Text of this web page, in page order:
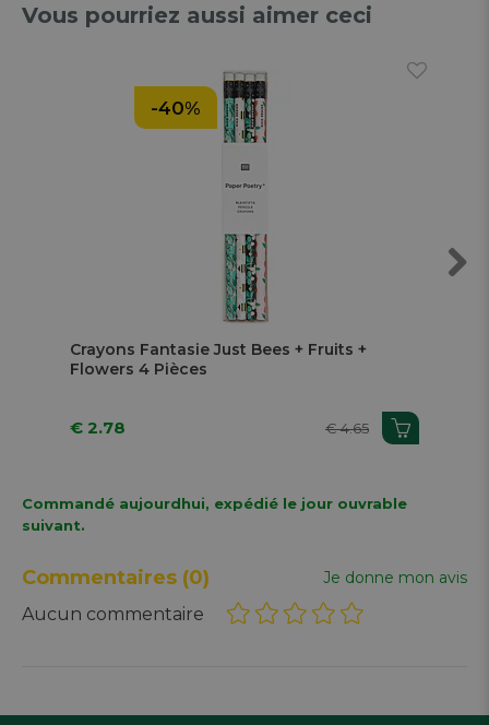
Vous pourriez aussi aimer ceci
-40%
Crayons Fantasie Just Bees + Fruits +
Flowers 4 Pièces
€ 2.78 € 4.65
Commandé aujourdhui, expédié le jour ouvrable
suivant.
Commentaires (0) Je donne mon avis
Aucun commentaire